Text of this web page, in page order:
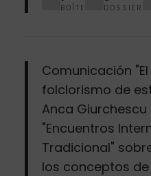
BOÎTE DOSSIER
Comunicación
folclorismo de
Anca
"Encuentros
Tradicional"
los conceptos